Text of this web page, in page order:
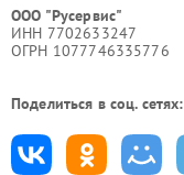
ООО "Русервис"
ИНН 7702633247
ОГРН 1077746335776
Поделиться в соц. сетях: